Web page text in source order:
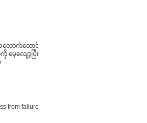
လောက်တောင်
မေ့လျော့ပြီး
from failures